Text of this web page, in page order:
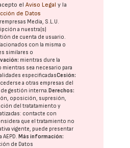
elAviso Legal y la
de Datos
Media, S.L.U.
a nuestra(s)
de cuenta de usuario.
con la misma o
similares o
mientras dure la
sea necesario para
especificadasCesión:
a otras empresas del
gestión interna.Derechos:
oposición, supresión,
del tratatamiento y
contacte con
que el tratamiento no
vigente, puede presentar
AEPD .Más información:
de Datos